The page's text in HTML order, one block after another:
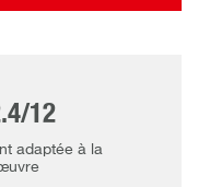
12
adaptée à la